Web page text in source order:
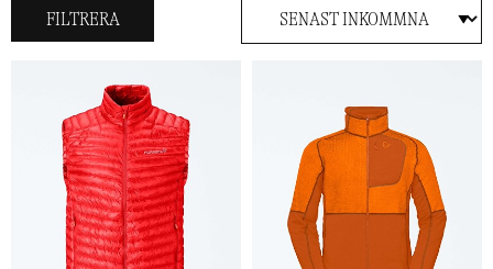
FILTRERA